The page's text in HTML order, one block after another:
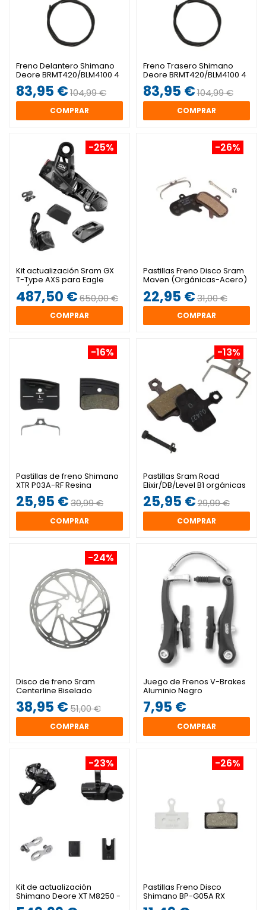
Freno Delantero Shimano
Deore BRMT420/BLM4100 4
Pistones
83,95 €104,99 €
COMPRAR
Freno Trasero Shimano
Deore BRMT420/BLM4100 4
Pistones
83,95 €104,99 €
COMPRAR
-25%
Kit actualización Sram GX
T-Type AXS para Eagle
90/70
487,50 €650,00 €
COMPRAR
-26%
Pastillas Freno Disco Sram
Maven (Orgánicas-Acero)
22,95 €31,00 €
COMPRAR
-16%
Pastillas de freno Shimano
XTR P03A-RF Resina
25,95 €30,99 €
COMPRAR
-13%
Pastillas Sram Road
Elixir/DB/Level B1 orgánicas
con soporte de acero
25,95 €29,99 €
COMPRAR
-24%
Disco de freno Sram
Centerline Biselado
38,95 €51,00 €
COMPRAR
Juego de Frenos V-Brakes
Aluminio Negro
7,95 €
COMPRAR
-23%
Kit de actualización
Shimano Deore XT M8250 -
Di2 SGS 1x12v Abrazadera
-26%
Pastillas Freno Disco
Shimano BP-G05A RX
Resina